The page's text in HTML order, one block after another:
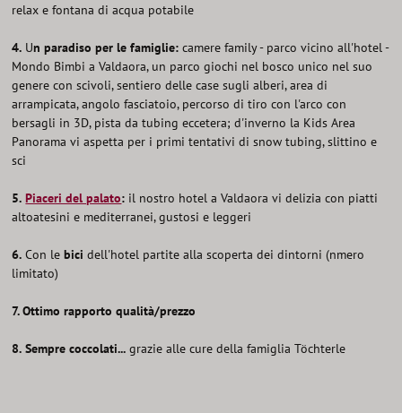
relax e fontana di acqua potabile
4. Un paradiso per le famiglie: camere family - parco vicino all'hotel -
Mondo Bimbi a Valdaora, un parco giochi nel bosco unico nel suo
genere con scivoli, sentiero delle case sugli alberi, area di
arrampicata, angolo fasciatoio, percorso di tiro con l'arco con
bersagli in 3D, pista da tubing eccetera; d'inverno la Kids Area
Panorama vi aspetta per i primi tentativi di snow tubing, slittino e
sci
5. Piaceri del palato: il nostro hotel a Valdaora vi delizia con piatti
altoatesini e mediterranei, gustosi e leggeri
6. Con lebici dell'hotel partite alla scoperta dei dintorni (nmero
limitato)
7. Ottimo rapporto qualità/prezzo
8. Sempre coccolati... grazie alle cure della famiglia Töchterle